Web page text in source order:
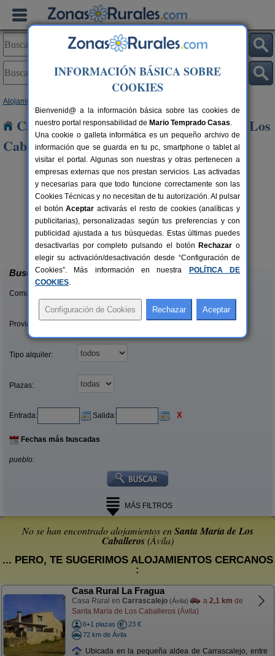
Alojamientos
Casas Rurales cerca de Santa María de Los
Caballeros
6-16+1 pers.
desde38 €
Casa Rural El Rincón de Gredos
Navaluenga (Ávila)
Buscar
Comunidades:
Provincias/Islas:
Tipo alquiler:
Plazas:
Entrada: Salida: X
Fechas más buscadas
pueblo:
MÁS FILTROS
No se han encontrado alojamientos enSanta María de Los
Caballeros(Ávila)
... PERO, TE SUGERIMOS ALOJAMIENTOS CERCANOS
:
Casa Rural La Fragua
Casa Rural en Carrascalejo (Ávila) a 2,1 km de
Santa María de Los Caballeros (Ávila)
6+1 plazas
23 €
72 km de Ávila
Ubicada en la pequeña aldea de Carrascalejo, entre
INFORMACIÓN BÁSICA SOBRE
COOKIES
Bienvenid@ a la información básica sobre las cookies de
nuestro portal responsabilidad de Mario Temprado Casas.
Una cookie o galleta informática es un pequeño archivo de
información que se guarda en tu pc, smartphone o tablet al
visitar el portal. Algunas son nuestras y otras pertenecen a
empresas externas que nos prestan servicios. Las activadas
y necesarias para que todo funcione correctamente son las
Cookies Técnicas y no necesitan de tu autorización. Al pulsar
el botónAceptar activarás el resto de cookies (analíticas y
publicitarias), personalizadas según tus preferencias y con
publicidad ajustada a tus búsquedas. Estas últimas puedes
desactivarlas por completo pulsando el botón Rechazar o
elegir su activación/desactivación desde “Configuración de
Cookies”. Más información en nuestra
POLÍTICA DE
COOKIES.